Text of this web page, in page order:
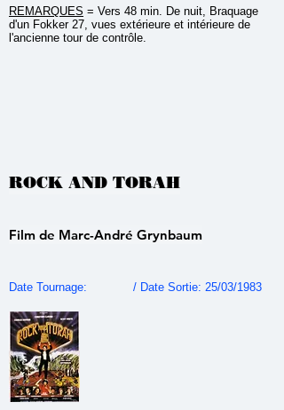
REMARQUES = Vers 48 min. De nuit, Braquage
d'un Fokker 27, vues extérieure et intérieure de
l'ancienne tour de contrôle.
ROCK AND TORAH
Film de Marc-André Grynbaum
Date Tournage: / Date Sortie: 25/03/1983